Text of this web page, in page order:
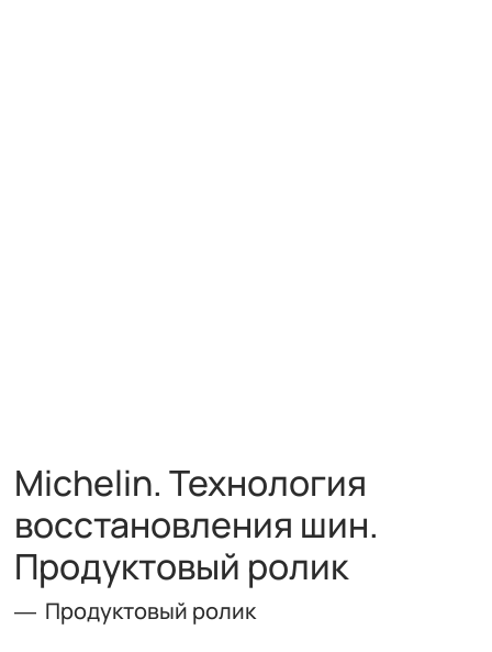
Michelin. Технология
восстановления шин.
Продуктовый ролик
Продуктовый ролик